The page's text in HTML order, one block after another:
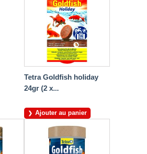
Tetra Goldfish holiday
24gr (2 x...
Ajouter au panier